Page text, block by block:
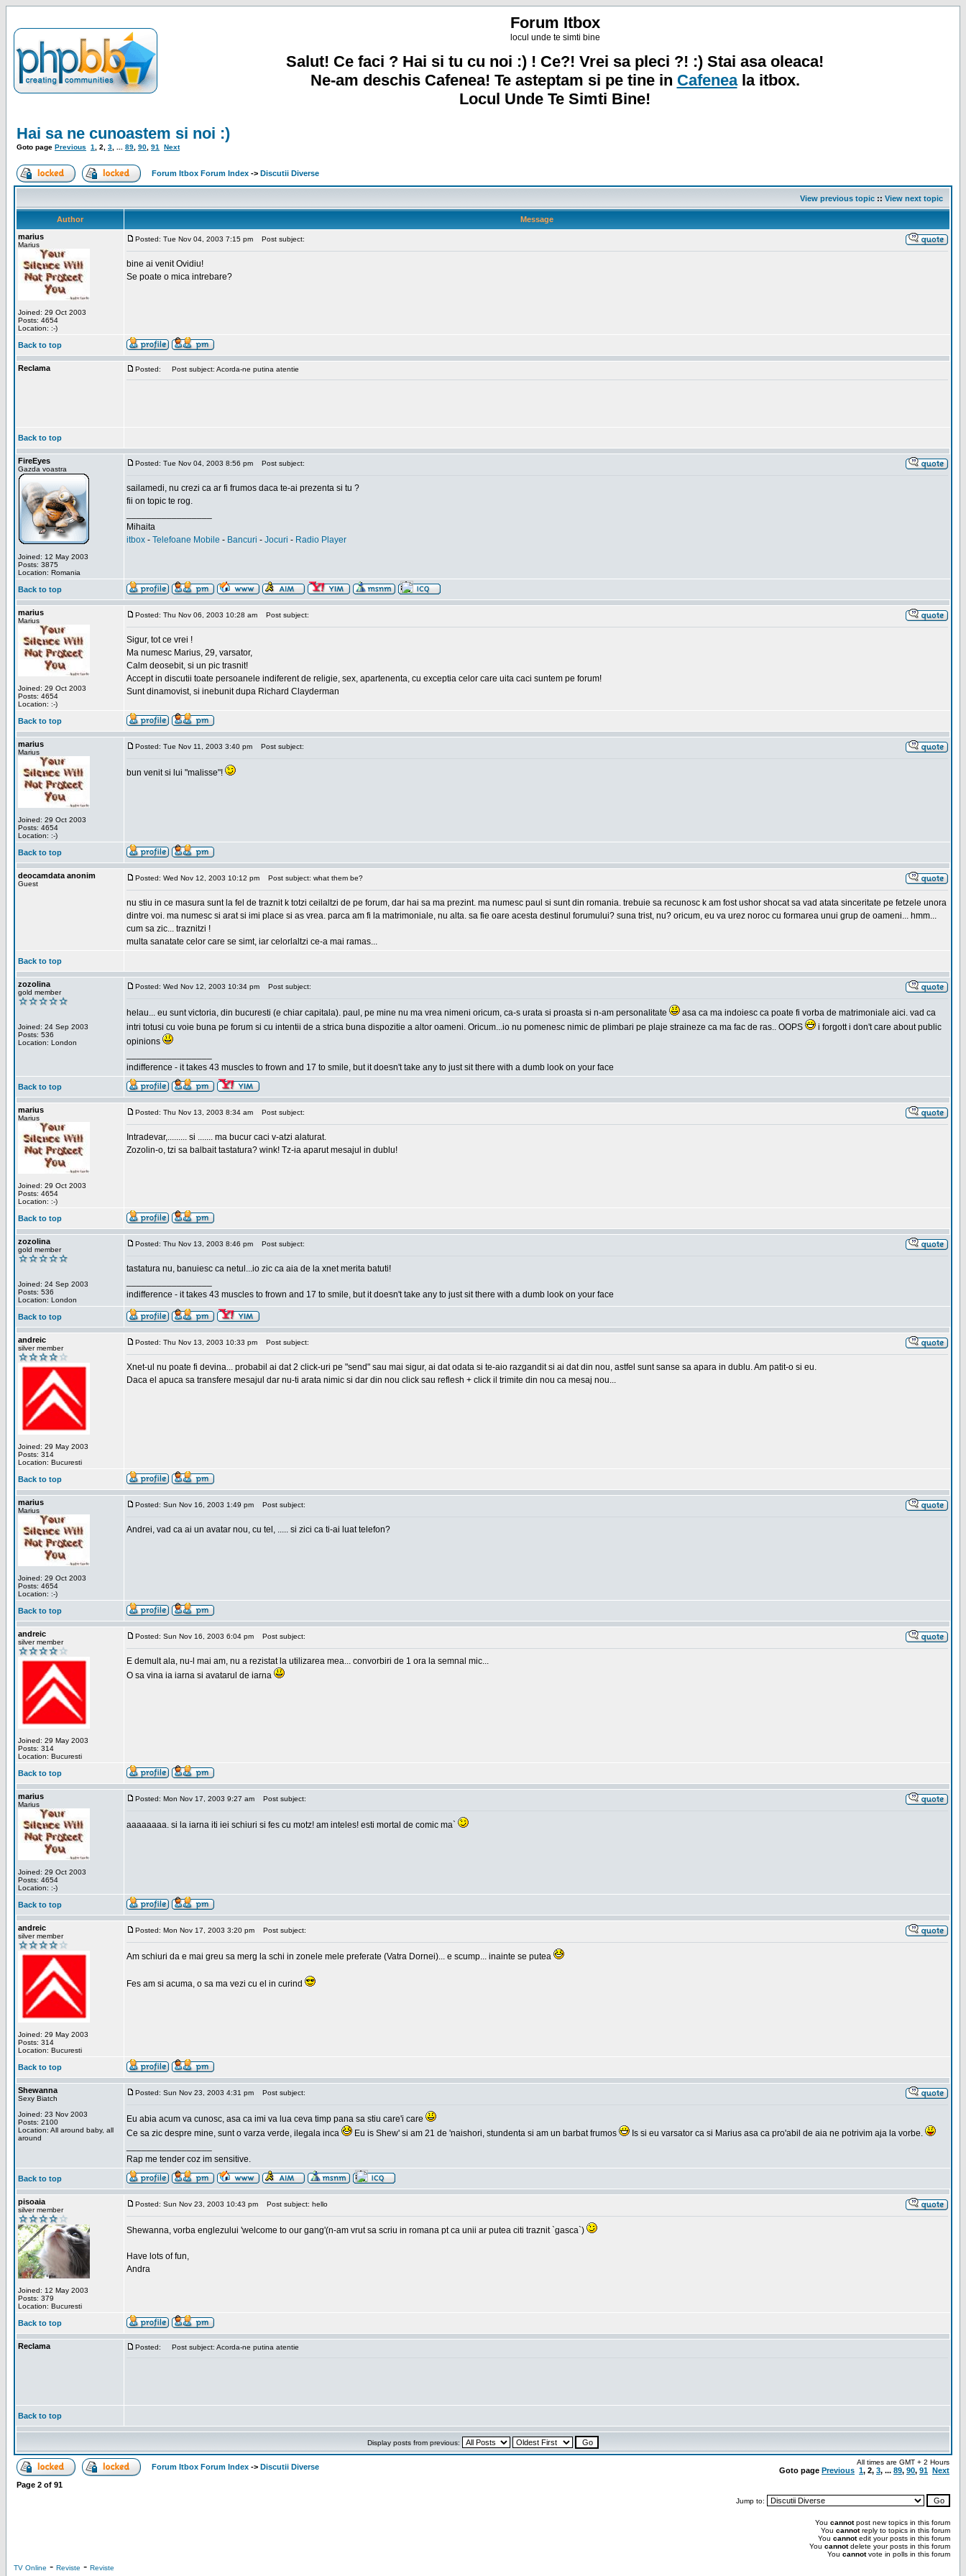
Forum Itbox
locul unde te simti bine
Salut! Ce faci ? Hai si tu cu noi :) ! Ce?! Vrei sa pleci ?! :) Stai asa oleaca!
Ne-am deschis Cafenea! Te asteptam si pe tine in Cafeneala itbox.
Locul Unde Te Simti Bine!
Hai sa ne cunoastem si noi :)
Goto page Previous 1 2 3 89 90 91 Next
Forum Itbox Forum Index -> Discutii Diverse
View previous topic :: View next topic
Author
Message
marius
Marius
Joined: 29 Oct 2003
Posts: 4654
Location: :-)
Posted: Tue Nov 04, 2003 7:15 pm Post subject:
bine ai venit Ovidiu!
Se poate o mica intrebare?
Back to top
Reclama Posted: Post subject: Acorda-ne putina atentie
Back to top
FireEyes
Gazda voastra
Joined: 12 May 2003
Posts: 3875
Location: Romania
Posted: Tue Nov 04, 2003 8:56 pm Post subject:
sailamedi, nu crezi ca ar fi frumos daca te-ai prezenta si tu ?
fii on topic te rog.
Mihaita
itbox - Telefoane Mobile - Bancuri - Jocuri - Radio Player
Back to top
marius
Marius
Joined: 29 Oct 2003
Posts: 4654
Location: :-)
Posted: Thu Nov 06, 2003 10:28 am Post subject:
Sigur, tot ce vrei !
Ma numesc Marius, 29, varsator,
Calm deosebit, si un pic trasnit!
Accept in discutii toate persoanele indiferent de religie, sex, apartenenta, cu exceptia celor care uita caci suntem pe forum!
Sunt dinamovist, si inebunit dupa Richard Clayderman
Back to top
marius
Marius
Joined: 29 Oct 2003
Posts: 4654
Location: :-)
Posted: Tue Nov 11, 2003 3:40 pm Post subject:
bun venit si lui "malisse"!
Back to top
deocamdata anonim
Guest
Posted: Wed Nov 12, 2003 10:12 pm Post subject: what them be?
nu stiu in ce masura sunt la fel de traznit k totzi ceilaltzi de pe forum, dar hai sa ma prezint. ma numesc paul si sunt din romania. trebuie sa recunosc k am fost ushor shocat sa vad atata sinceritate pe fetzele unora
dintre voi. ma numesc si arat si imi place si as vrea. parca am fi la matrimoniale, nu alta. sa fie oare acesta destinul forumului? suna trist, nu? oricum, eu va urez noroc cu formarea unui grup de oameni... hmm...
cum sa zic... traznitzi !
multa sanatate celor care se simt, iar celorlaltzi ce-a mai ramas...
Back to top
zozolina
gold member
Joined: 24 Sep 2003
Posts: 536
Location: London
Posted: Wed Nov 12, 2003 10:34 pm Post subject:
helau... eu sunt victoria, din bucuresti (e chiar capitala). paul, pe mine nu ma vrea nimeni oricum, ca-s urata si proasta si n-am personalitate
asa ca ma indoiesc ca poate fi vorba de matrimoniale aici. vad ca
intri totusi cu voie buna pe forum si cu intentii de a strica buna dispozitie a altor oameni. Oricum...io nu pomenesc nimic de plimbari pe plaje straineze ca ma fac de ras.. OOPS
i forgott i don't care about public
opinions
indifference - it takes 43 muscles to frown and 17 to smile, but it doesn't take any to just sit there with a dumb look on your face
Back to top
marius
Marius
Joined: 29 Oct 2003
Posts: 4654
Location: :-)
Posted: Thu Nov 13, 2003 8:34 am Post subject:
Intradevar,......... si ....... ma bucur caci v-atzi alaturat.
Zozolin-o, tzi sa balbait tastatura? wink! Tz-ia aparut mesajul in dublu!
Back to top
zozolina
gold member
Joined: 24 Sep 2003
Posts: 536
Location: London
Posted: Thu Nov 13, 2003 8:46 pm Post subject:
tastatura nu, banuiesc ca netul...io zic ca aia de la xnet merita batuti!
indifference - it takes 43 muscles to frown and 17 to smile, but it doesn't take any to just sit there with a dumb look on your face
Back to top
andreic
silver member
Joined: 29 May 2003
Posts: 314
Location: Bucuresti
Posted: Thu Nov 13, 2003 10:33 pm Post subject:
Xnet-ul nu poate fi devina... probabil ai dat 2 click-uri pe "send" sau mai sigur, ai dat odata si te-aio razgandit si ai dat din nou, astfel sunt sanse sa apara in dublu. Am patit-o si eu.
Daca el apuca sa transfere mesajul dar nu-ti arata nimic si dar din nou click sau reflesh + click il trimite din nou ca mesaj nou...
Back to top
marius
Marius
Joined: 29 Oct 2003
Posts: 4654
Location: :-)
Posted: Sun Nov 16, 2003 1:49 pm Post subject:
Andrei, vad ca ai un avatar nou, cu tel, ..... si zici ca ti-ai luat telefon?
Back to top
andreic
silver member
Joined: 29 May 2003
Posts: 314
Location: Bucuresti
Posted: Sun Nov 16, 2003 6:04 pm Post subject:
E demult ala, nu-l mai am, nu a rezistat la utilizarea mea... convorbiri de 1 ora la semnal mic...
O sa vina ia iarna si avatarul de iarna
Back to top
marius
Marius
Joined: 29 Oct 2003
Posts: 4654
Location: :-)
Posted: Mon Nov 17, 2003 9:27 am Post subject:
aaaaaaaa. si la iarna iti iei schiuri si fes cu motz! am inteles! esti mortal de comic ma`
Back to top
andreic
silver member
Joined: 29 May 2003
Posts: 314
Location: Bucuresti
Posted: Mon Nov 17, 2003 3:20 pm Post subject:
Am schiuri da e mai greu sa merg la schi in zonele mele preferate (Vatra Dornei)... e scump... inainte se putea
Fes am si acuma, o sa ma vezi cu el in curind
Back to top
Shewanna
Sexy Biatch
Joined: 23 Nov 2003
Posts: 2100
Location: All around baby, all
around
Posted: Sun Nov 23, 2003 4:31 pm Post subject:
Eu abia acum va cunosc, asa ca imi va lua ceva timp pana sa stiu care'i care
Ce sa zic despre mine, sunt o varza verde, ilegala inca
Eu is Shew' si am 21 de 'naishori, stundenta si am un barbat frumos
Is si eu varsator ca si Marius asa ca pro'abil de aia ne potrivim aja la vorbe.
Rap me tender coz im sensitive.
Back to top
pisoaia
silver member
Joined: 12 May 2003
Posts: 379
Location: Bucuresti
Posted: Sun Nov 23, 2003 10:43 pm Post subject: hello
Shewanna, vorba englezului 'welcome to our gang'(n-am vrut sa scriu in romana pt ca unii ar putea citi traznit `gasca`)
Have lots of fun,
Andra
Back to top
Reclama Posted: Post subject: Acorda-ne putina atentie
Back to top
Display posts from previous:
Forum Itbox Forum Index -> Discutii Diverse
All times are GMT + 2 Hours
Goto page Previous 1, 2, 3, ... 89, 90, 91 Next
Page 2 of 91
Jump to:
You cannotpost new topics in this forum
You cannotreply to topics in this forum
You cannotedit your posts in this forum
You cannotdelete your posts in this forum
You cannotvote in polls in this forum
TV Online - Reviste - Reviste